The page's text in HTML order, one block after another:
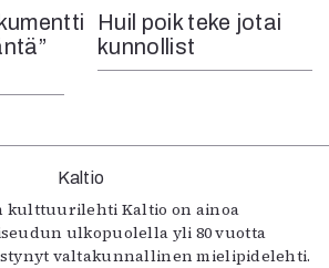
Huil poik teke jotai
kunnollist
Kaltio
kulttuurilehti Kaltio on ainoa
ulkopuolella yli 80 vuotta
valtakunnallinen mielipidelehti.